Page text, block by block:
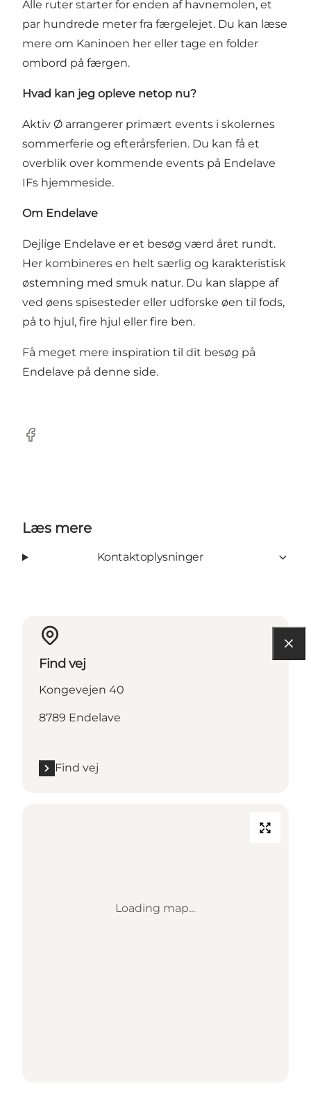
Alle ruter starter for enden af havnemolen, et
par hundrede meter fra færgelejet. Du kan læse
mere om Kaninoen her eller tage en folder
ombord på færgen.
Hvad kan jeg opleve netop nu?
Aktiv Ø arrangerer primært events i skolernes
sommerferie og efterårsferien. Du kan få et
overblik over kommende events på Endelave
IFs hjemmeside.
Om Endelave
Dejlige Endelave er et besøg værd året rundt.
Her kombineres en helt særlig og karakteristisk
østemning med smuk natur. Du kan slappe af
ved øens spisesteder eller udforske øen til fods,
på to hjul, fire hjul eller fire ben.
Få meget mere inspiration til dit besøg på
Endelave på denne side.
Facebook
Læs mere
Kontaktoplysninger
Find vej
Kongevejen 40
8789 Endelave
Find vej
Loading map...